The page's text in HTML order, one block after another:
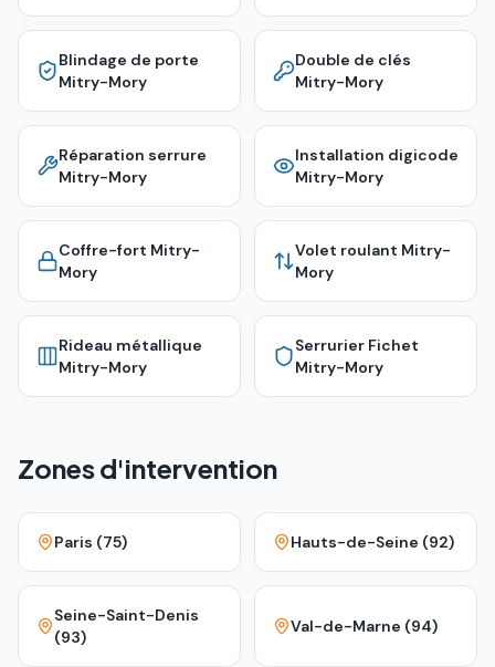
Blindage de porte
Mitry-Mory
Double de clés
Mitry-Mory
Réparation serrure
Mitry-Mory
Installation digicode
Mitry-Mory
Coffre-fort Mitry-
Mory
Volet roulant Mitry-
Mory
Rideau métallique
Mitry-Mory
Serrurier Fichet
Mitry-Mory
Zones d'intervention
Paris (75) Hauts-de-Seine (92)
Seine-Saint-Denis
(93)
Val-de-Marne (94)